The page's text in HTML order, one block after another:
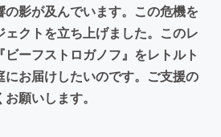
影が及んでいます。この危機を
クトを立ち上げました。このレ
ーフストロガノフ』をレトルト
にお届けしたいのです。ご支援の
願いします。